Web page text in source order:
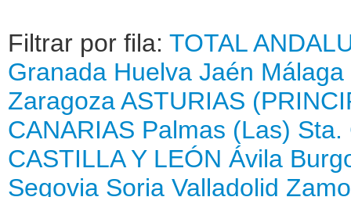
Filtrar por fila: TOTAL
Granada Huelva Jaén Málaga
ZaragozaASTURIAS
CANARIAS Palmas (Las) Sta.
CASTILLA Y LEÓN Ávila
Segovia Soria Valladolid